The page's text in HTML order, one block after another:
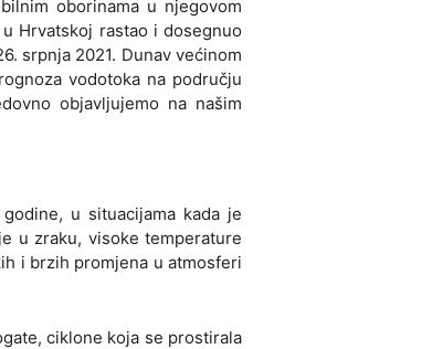
oborinama u njegovom
Hrvatskoj rastao i dosegnuo
srpnja 2021. Dunav većinom
vodotoka na području
objavljujemo na našim
u situacijama kada je
u zraku, visoke temperature
i brzih promjena u atmosferi
ciklone koja se prostirala